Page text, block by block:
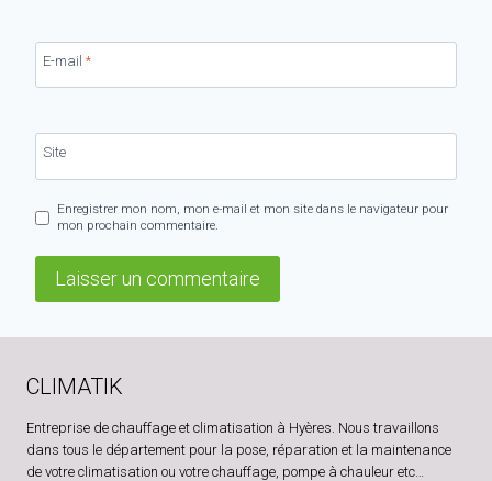
E-mail *
Site
Enregistrer mon nom, mon e-mail et mon site dans le navigateur pour
mon prochain commentaire.
CLIMATIK
Entreprise de chauffage et climatisation à Hyères. Nous travaillons
dans tous le département pour la pose, réparation et la maintenance
de votre climatisation ou votre chauffage, pompe à chauleur etc…